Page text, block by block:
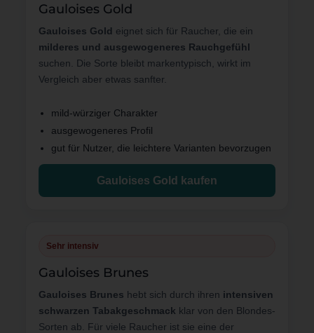
Gauloises Gold
Gauloises Gold eignet sich für Raucher, die ein
milderes und ausgewogeneres Rauchgefühl
suchen. Die Sorte bleibt markentypisch, wirkt im
Vergleich aber etwas sanfter.
mild-würziger Charakter
ausgewogeneres Profil
gut für Nutzer, die leichtere Varianten bevorzugen
Gauloises Gold kaufen
Sehr intensiv
Gauloises Brunes
Gauloises Brunes hebt sich durch ihren intensiven
schwarzen Tabakgeschmack klar von den Blondes-
Sorten ab. Für viele Raucher ist sie eine der